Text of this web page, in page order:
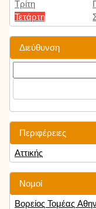
Τρίτη
Τετάρτη
Διεύθυνση
Περιφέρειες
Αττικής
Νομοί
Βορείος Τομέας